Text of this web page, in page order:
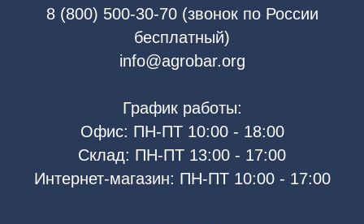
8 (800) 500-30-70 (звонок по России
бесплатный)
info@agrobar.org
График работы:
Офис: ПН-ПТ 10:00 - 18:00
Склад: ПН-ПТ 13:00 - 17:00
Интернет-магазин: ПН-ПТ 10:00 - 17:00